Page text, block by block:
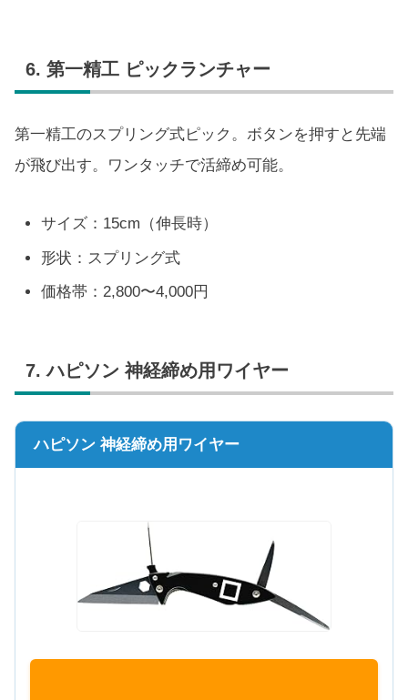
6. 第一精工 ピックランチャー
第一精工のスプリング式ピック。ボタンを押すと先端
が飛び出す。ワンタッチで活締め可能。
サイズ：15cm（伸長時）
形状：スプリング式
価格帯：2,800〜4,000円
7. ハピソン 神経締め用ワイヤー
ハピソン 神経締め用ワイヤー